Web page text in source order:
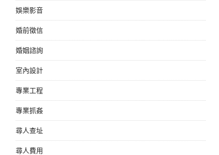
娛樂影音
婚前徵信
婚姻諮詢
室內設計
專業工程
專業抓姦
尋人查址
尋人費用